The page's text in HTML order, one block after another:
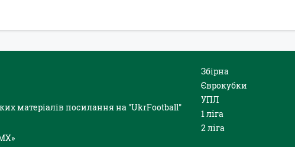
матеріалів посилання на "UkrFootball"
Збірна
Єврокубки
УПЛ
1 ліга
2 ліга